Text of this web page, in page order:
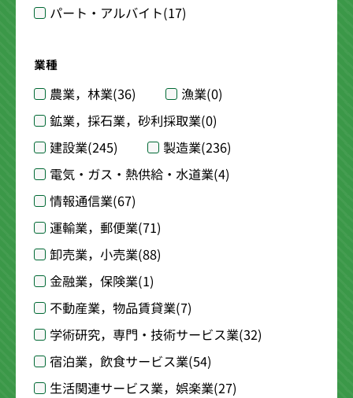
パート・アルバイト(17)
業種
農業，林業(36) 漁業(0)
鉱業，採石業，砂利採取業(0)
建設業(245) 製造業(236)
電気・ガス・熱供給・水道業(4)
情報通信業(67)
運輸業，郵便業(71)
卸売業，小売業(88)
金融業，保険業(1)
不動産業，物品賃貸業(7)
学術研究，専門・技術サービス業(32)
宿泊業，飲食サービス業(54)
生活関連サービス業，娯楽業(27)